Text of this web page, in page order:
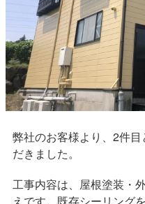
弊社のお客様より、2件
だきました。
工事内容は、屋根塗装・